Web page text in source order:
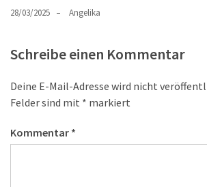
28/03/2025 Angelika
Schreibe einen Kommentar
Deine E-Mail-Adresse wird nicht
Felder sind mit * markiert
Kommentar *